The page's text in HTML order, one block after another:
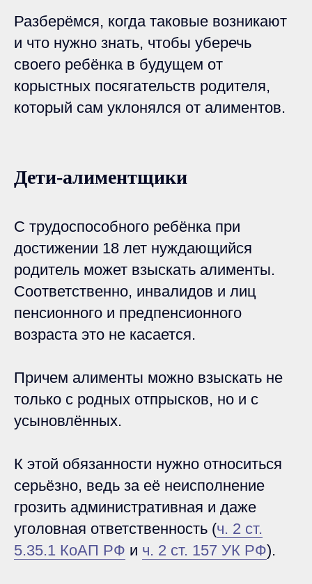
Разберёмся, когда таковые возникают
и что нужно знать, чтобы уберечь
своего ребёнка в будущем от
корыстных посягательств родителя,
который сам уклонялся от алиментов.
Дети-алиментщики
С трудоспособного ребёнка при
достижении 18 лет нуждающийся
родитель может взыскать алименты.
Соответственно, инвалидов и лиц
пенсионного и предпенсионного
возраста это не касается.
Причем алименты можно взыскать не
только с родных отпрысков, но и с
усыновлённых.
К этой обязанности нужно относиться
серьёзно, ведь за её неисполнение
грозить административная и даже
уголовная ответственность (ч. 2 ст.
5.35.1 КоАП РФ и ч. 2 ст. 157 УК РФ).